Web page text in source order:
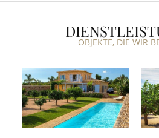
OBJEKTE, DIE WIR